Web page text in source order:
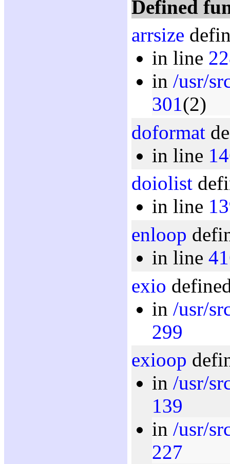
Defined
arrsize
in line
in /usr/
301(2)
doformat
in line
doiolist
in line
enloop
in line
exio
in /usr/
299
exioop
in /usr/
139
in /usr/
227